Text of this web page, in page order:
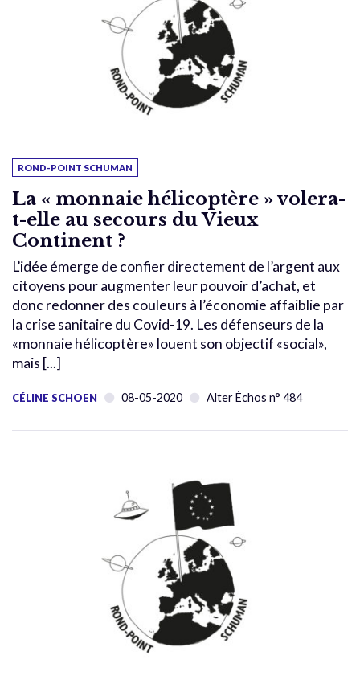
ROND-POINT SCHUMAN
La « monnaie hélicoptère » volera-
t-elle au secours du Vieux
Continent ?
L’idée émerge de confier directement de l’argent aux
citoyens pour augmenter leur pouvoir d’achat, et
donc redonner des couleurs à l’économie affaiblie par
la crise sanitaire du Covid-19. Les défenseurs de la
«monnaie hélicoptère» louent son objectif «social»,
mais [...]
CÉLINE SCHOEN 08-05-2020 Alter Échos n° 484